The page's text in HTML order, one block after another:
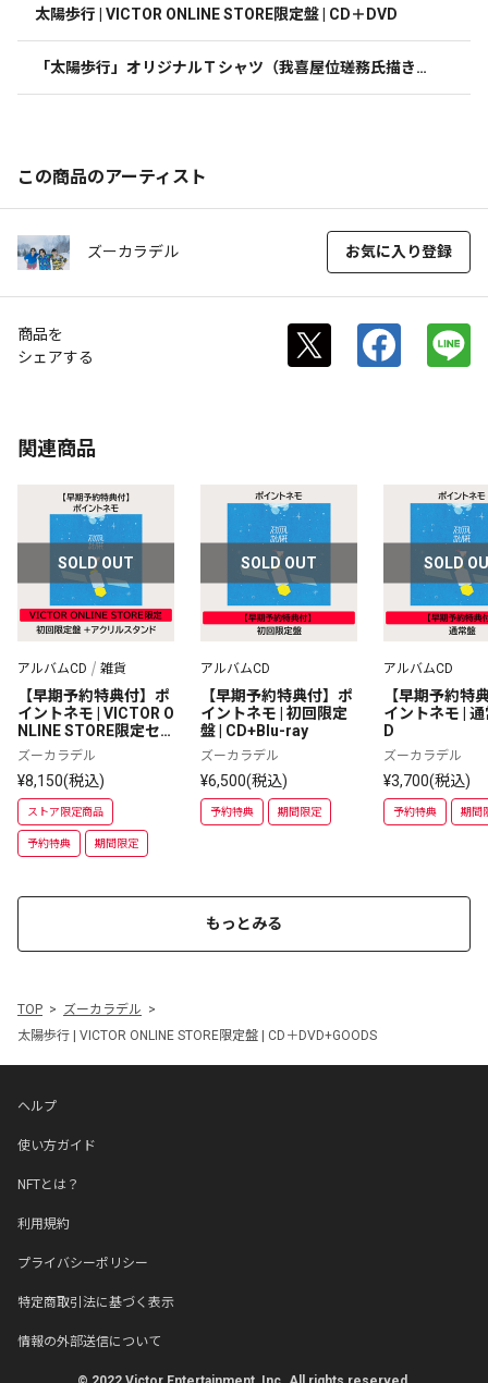
太陽歩行 | VICTOR ONLINE STORE限定盤 | CD＋DVD
「太陽歩行」オリジナルＴシャツ（我喜屋位瑳務氏描き下
この商品のアーティスト
ズーカラデル お気に入り登録
商品を
シェアする
関連商品
SOLD OUT
アルバムCD 雑貨
【早期予約特典付】ポ
イントネモ | VICTOR O
NLINE STORE限定セ
ット | 初回限定盤+アク
リルスタンド
ズーカラデル
¥8,150(税込)
ストア限定商品
予約特典 期間限定
SOLD OUT
アルバムCD
【早期予約特典付】ポ
イントネモ | 初回限定
盤 | CD+Blu-ray
ズーカラデル
¥6,500(税込)
予約特典 期間限定
SOLD
アルバムCD
【早期予約特
イントネモ | 通
D
ズーカラデル
¥3,700(税込)
予約特典 期間
もっとみる
TOP
ズーカラデル
太陽歩行 | VICTOR ONLINE STORE限定盤 | CD＋DVD+GOODS
ヘルプ
使い方ガイド
NFTとは？
利用規約
プライバシーポリシー
特定商取引法に基づく表示
情報の外部送信について